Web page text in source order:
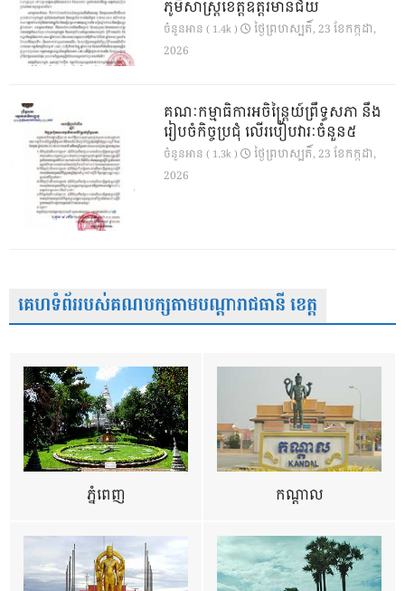
ភូមិសាស្ត្រខេត្តឧត្តរមានជ័យ
ចំនួនអាន ( 1.4k )
ថ្ងៃ​ព្រហស្បតិ៍, 23 ខែ​កក្កដា,
2026
គណៈកម្មាធិការអចិន្ត្រៃយ៍ព្រឹទ្ធសភា នឹង
រៀបចំកិច្ចប្រជុំ លើរបៀបវារៈចំនួន៥
ចំនួនអាន ( 1.3k )
ថ្ងៃ​ព្រហស្បតិ៍, 23 ខែ​កក្កដា,
2026
គេហទំព័ររបស់គណបក្សតាមបណ្តារាជធានី ខេត្ត
ភ្នំពេញ កណ្តាល